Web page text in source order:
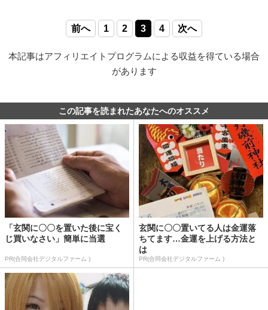
前へ 1 2 3 4 次へ
本記事はアフィリエイトプログラムによる収益を得ている場合
があります
この記事を読まれたあなたへのオススメ
「玄関に〇〇を置いた後に宝く
じ買いなさい」簡単に当選
PR(合同会社デジタルファーム )
玄関に〇〇置いてる人は金運落
ちてます…金運を上げる方法と
は
PR(合同会社デジタルファーム )